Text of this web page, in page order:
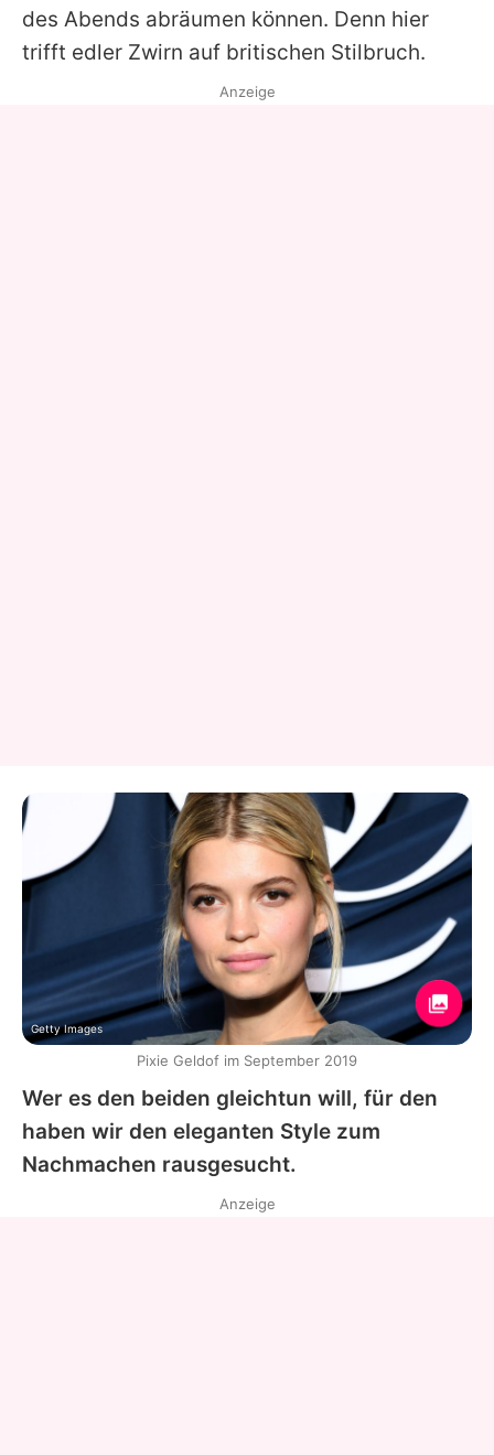
des Abends abräumen können. Denn hier
trifft edler Zwirn auf britischen Stilbruch.
Wer es den beiden gleichtun will, für den
haben wir den eleganten Style zum
Nachmachen rausgesucht.
Anzeige
Getty Images
Pixie Geldof im September 2019
Anzeige